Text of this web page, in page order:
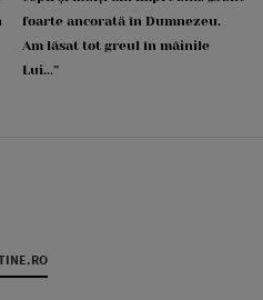
foarte ancorată în Dumnezeu.
Am lăsat tot greul în mâinile
Lui...”